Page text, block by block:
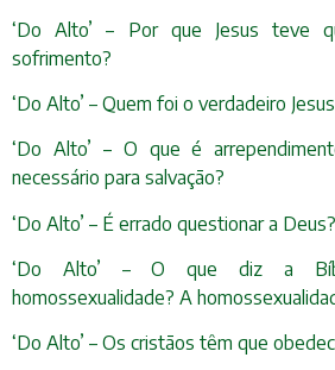
‘Do Alto’ – Por que Jesus teve
sofrimento?
‘Do Alto’ – Quem foi o verdadeiro
‘Do Alto’ – O que é
necessário para salvação?
‘Do Alto’ – É errado questionar a Deus?
‘Do Alto’ – O que diz a
homossexualidade? A
‘Do Alto’ – Os cristãos têm que